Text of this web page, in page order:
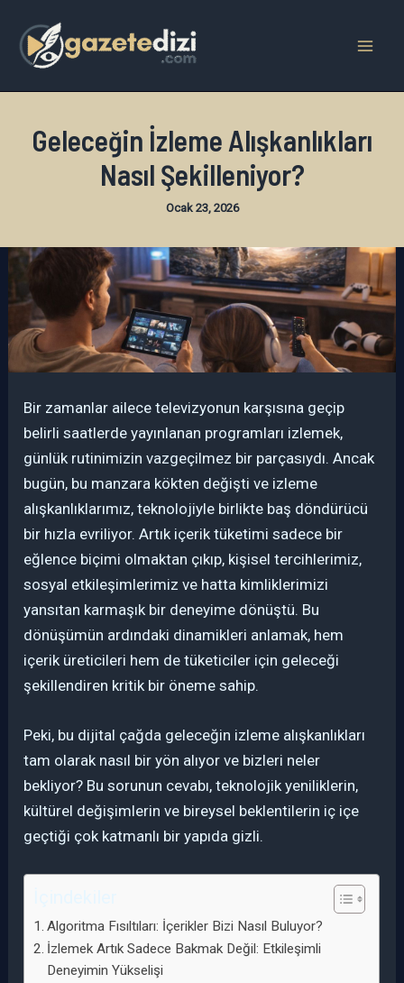
atla
Geleceğin İzleme Alışkanlıkları
Nasıl Şekilleniyor?
Ocak 23, 2026
Bir zamanlar ailece televizyonun karşısına geçip
belirli saatlerde yayınlanan programları izlemek,
günlük rutinimizin vazgeçilmez bir parçasıydı. Ancak
bugün, bu manzara kökten değişti ve izleme
alışkanlıklarımız, teknolojiyle birlikte baş döndürücü
bir hızla evriliyor. Artık içerik tüketimi sadece bir
eğlence biçimi olmaktan çıkıp, kişisel tercihlerimiz,
sosyal etkileşimlerimiz ve hatta kimliklerimizi
yansıtan karmaşık bir deneyime dönüştü. Bu
dönüşümün ardındaki dinamikleri anlamak, hem
içerik üreticileri hem de tüketiciler için geleceği
şekillendiren kritik bir öneme sahip.
Peki, bu dijital çağda geleceğin izleme alışkanlıkları
tam olarak nasıl bir yön alıyor ve bizleri neler
bekliyor? Bu sorunun cevabı, teknolojik yeniliklerin,
kültürel değişimlerin ve bireysel beklentilerin iç içe
geçtiği çok katmanlı bir yapıda gizli.
Algoritma Fısıltıları: İçerikler Bizi Nasıl Buluyor?
İzlemek Artık Sadece Bakmak Değil: Etkileşimli
Deneyimin Yükselişi